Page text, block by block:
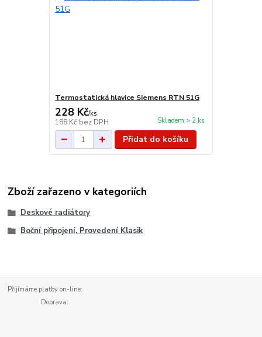
Termostatická hlavice Siemens RTN 51G
228 Kč/ks
188 Kč bez DPH Skladem > 2 ks
Přidat do košíku
Zboží zařazeno v kategoriích
Deskové radiátory
Boční připojení, Provedení Klasik
Přijímáme platby on-line:
Doprava: